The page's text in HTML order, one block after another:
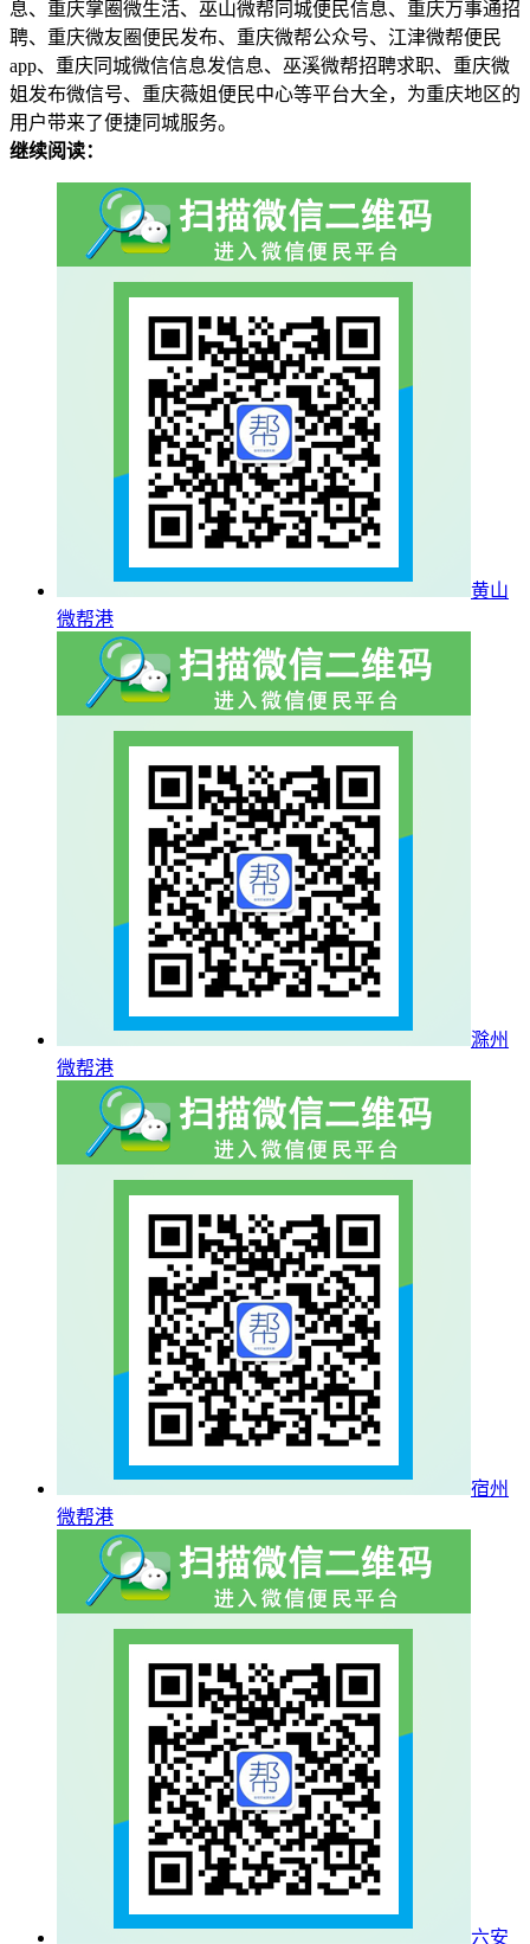
息、重庆掌圈微生活、巫山微帮同城便民信息、重庆万事通招
聘、重庆微友圈便民发布、重庆微帮公众号、江津微帮便民
app、重庆同城微信信息发信息、巫溪微帮招聘求职、重庆微
姐发布微信号、重庆薇姐便民中心等平台大全，为重庆地区的
用户带来了便捷同城服务。
继续阅读：
黄山
微帮港
滁州
微帮港
宿州
微帮港
六安